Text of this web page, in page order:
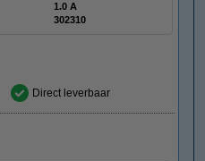
1.0 A
302310
Direct leverbaar